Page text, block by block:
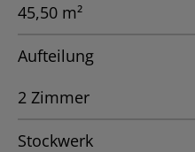
45,50 m²
Aufteilung
2 Zimmer
Stockwerk